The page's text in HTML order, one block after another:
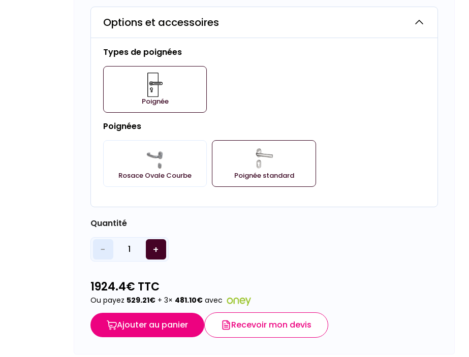
Options et accessoires
Types de poignées
Poignée
Poignées
Rosace Ovale Courbe Poignée standard
Quantité
− 1 +
1924.4€ TTC
Ou payez 529.21€+ 3× 481.10€ avec
Ajouter au panier Recevoir mon devis